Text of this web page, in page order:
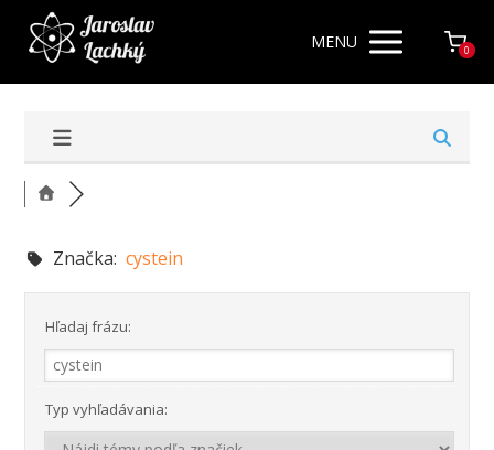
MENU 0
Značka:cystein
Hľadaj frázu:
Typ vyhľadávania: